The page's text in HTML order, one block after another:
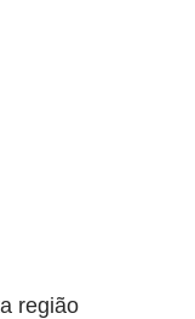
região